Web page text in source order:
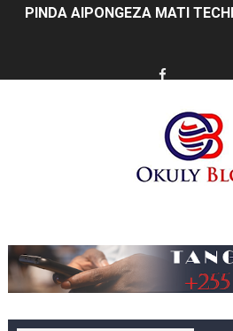
DKT. SIMBEYE ASISITIZA
WANAWAKE TFC NYENZO
ULEGA: TEKNOLOJIA BUNIFU
RAIS SAMIA, MUSEVEN
WAJASIRIAMALI KUTOKA